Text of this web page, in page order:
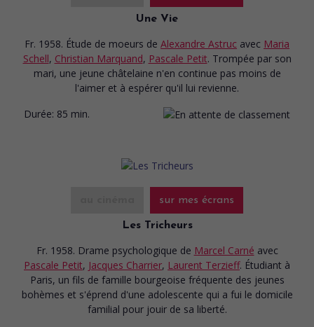
Une Vie
Fr. 1958. Étude de moeurs de Alexandre Astruc avec Maria
Schell, Christian Marquand, Pascale Petit. Trompée par son
mari, une jeune châtelaine n'en continue pas moins de
l'aimer et à espérer qu'il lui revienne.
Durée: 85 min.
sur mes écrans
Les Tricheurs
Fr. 1958. Drame psychologique de Marcel Carné avec
Pascale Petit, Jacques Charrier, Laurent Terzieff. Étudiant à
Paris, un fils de famille bourgeoise fréquente des jeunes
bohèmes et s'éprend d'une adolescente qui a fui le domicile
familial pour jouir de sa liberté.